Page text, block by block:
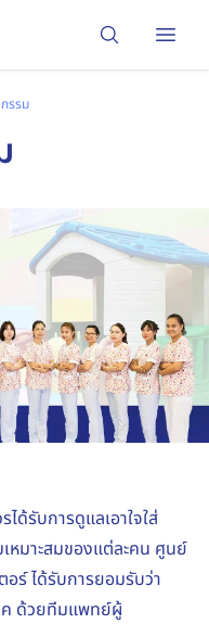
รรม
ด้รับการดูแลเอาใจใส่
หมาะสมของแต่ละคน ศูนย์
อร์ ได้รับการยอมรับว่า
ค ด้วยทีมแพทย์ผู้